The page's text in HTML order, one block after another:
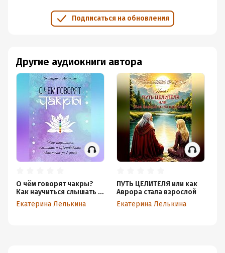
Подписаться на обновления
Другие аудиокниги автора
О чём говорят чакры?
Как научиться слышать и
чувствовать своё тело за
7 дней
Екатерина Лелькина
ПУТЬ ЦЕЛИТЕЛЯ или как
Аврора стала взрослой
Екатерина Лелькина